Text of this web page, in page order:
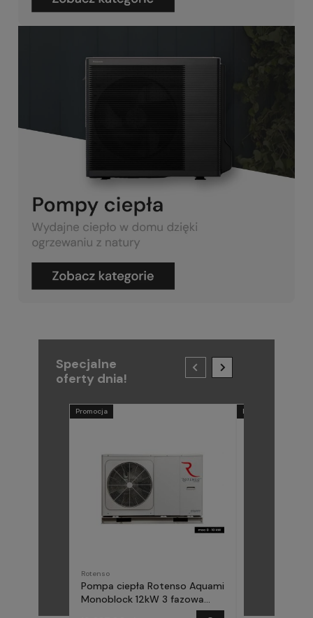
Specjalne
oferty dnia!
Rotenso
Pompa ciepła Rotenso Aquami
Monoblock 12kW 3 fazowa
Promocja Promocja